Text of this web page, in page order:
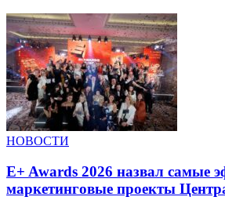
НОВОСТИ
E+ Awards 2026 назвал самые
маркетинговые проекты